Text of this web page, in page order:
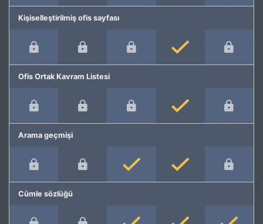
Kişiselleştirilmiş ofis sayfası
Ofis Ortak Kavram Listesi
Arama geçmişi
Cümle sözlüğü